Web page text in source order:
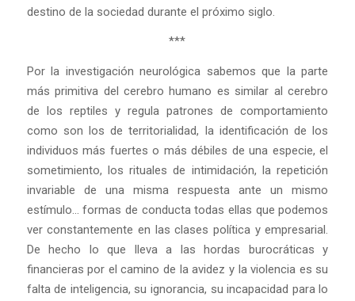
destino de la sociedad durante el próximo siglo.
***
Por la investigación neurológica sabemos que la parte
más primitiva del cerebro humano es similar al cerebro
de los reptiles y regula patrones de comportamiento
como son los de territorialidad, la identificación de los
individuos más fuertes o más débiles de una especie, el
sometimiento, los rituales de intimidación, la repetición
invariable de una misma respuesta ante un mismo
estímulo… formas de conducta todas ellas que podemos
ver constantemente en las clases política y empresarial.
De hecho lo que lleva a las hordas burocráticas y
financieras por el camino de la avidez y la violencia es su
falta de inteligencia, su ignorancia, su incapacidad para lo